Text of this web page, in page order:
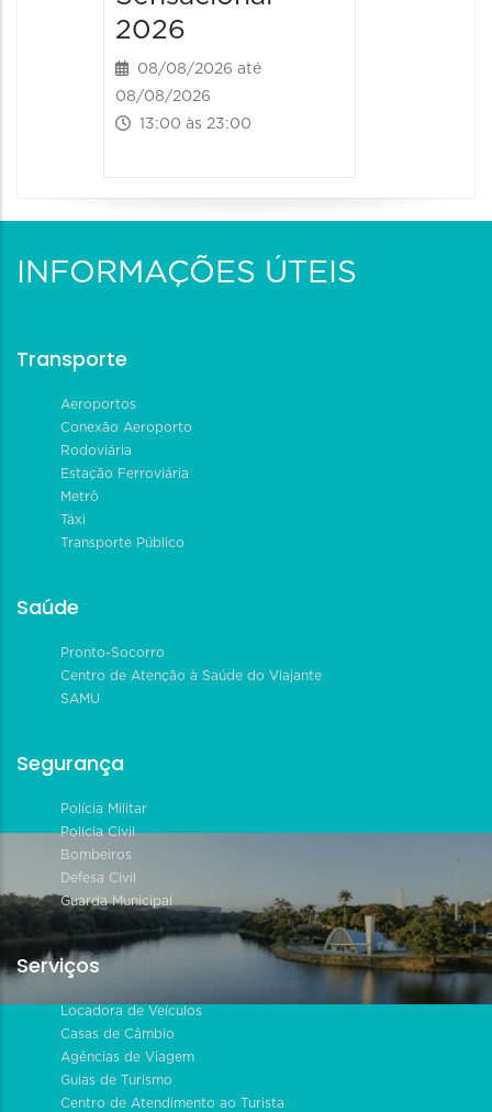
2026
08/08/2026 até
08/08/2026
13:00 às 23:00
INFORMAÇÕES ÚTEIS
Transporte
Aeroportos
Conexão Aeroporto
Rodoviária
Estação Ferroviária
Metrô
Táxi
Transporte Público
Saúde
Pronto-Socorro
Centro de Atenção à Saúde do Viajante
SAMU
Segurança
Polícia Militar
Polícia Civil
Bombeiros
Defesa Civil
Guarda Municipal
Serviços
Locadora de Veículos
Casas de Câmbio
Agências de Viagem
Guias de Turismo
Centro de Atendimento ao Turista